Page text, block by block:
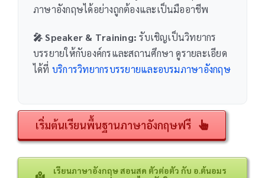
ภาษาอังกฤษได้อย่างถูกต้องและเป็นมืออาชีพ
🎤 Speaker & Training: รับเชิญเป็นวิทยากร
บรรยายให้กับองค์กรและสถานศึกษา ดูรายละเอียด
ได้ที่ บริการวิทยากรบรรยายและอบรมภาษาอังกฤษ
เริ่มต้นเรียนพื้นฐานภาษาอังกฤษฟรี
เรียนภาษาอังกฤษ สอนสด ตัวต่อตัว กับ อ.ต้นอมร